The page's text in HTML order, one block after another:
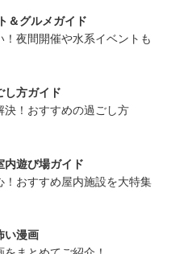
＆グルメガイド
夜間開催や水系イベントも
し方ガイド
決！おすすめの過ごし方
内遊び場ガイド
おすすめ屋内施設を大特集
い漫画